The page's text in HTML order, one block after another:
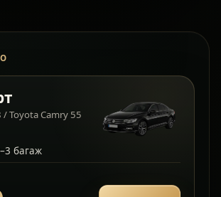
/ Toyota Camry 55
багаж